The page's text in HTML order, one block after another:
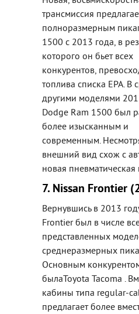
трансмиссия
полноразмерным
1500 с 2013 года, в
которого он бьет всех
конкурентов,
топлива списка EPA. В
другими моделями
Dodge Ram 1500 был
более изысканным и
современным.
внешний вид схож с
новая
7. Nissan Frontier
Вернувшись в 2013
Frontier был в числе
представленных
среднеразмерных
Основным
былаToyota Tacoma .
кабины типа regular-
предлагает более